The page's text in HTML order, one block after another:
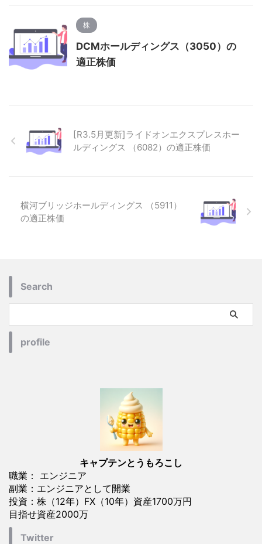
株
DCMホールディングス（3050）の
適正株価
[R3.5月更新]ライドオンエクスプレスホー
ルディングス （6082）の適正株価
横河ブリッジホールディングス （5911）
の適正株価
Search
profile
キャプテンとうもろこし
職業： エンジニア
副業：エンジニアとして開業
投資：株（12年）FX（10年）資産1700万円
目指せ資産2000万
Twitter